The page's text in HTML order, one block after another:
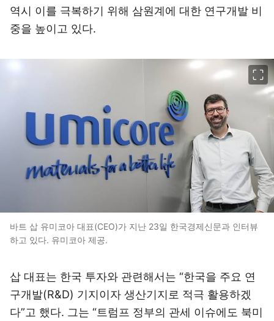
역시 이를 극복하기 위해 삼원계에 대한 연구개발 비
중을 높이고 있다.
바트 삽 유미코아 대표(CEO)가 지난 23일 한국경제신문과 인터뷰
하고 있다. 유미코아 제공.
삽 대표는 한국 투자와 관련해서는 “한국을 주요 연
구개발(R&D) 기지이자 생산기지로 적극 활용하겠
다”고 했다. 그는 “트럼프 정부의 관세 이슈에도 북미